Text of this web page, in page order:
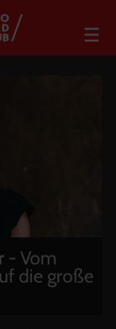
- Vom
die große